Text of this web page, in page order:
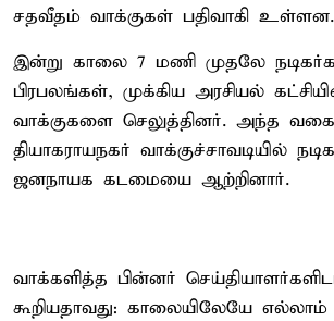
சதவீதம் வாக்குகள் பதிவாகி உள்ளன.
இன்று காலை 7 மணி முதலே
பிரபலங்கள், முக்கிய அரசியல்
வாக்குகளை செலுத்தினர். அந்த
தியாகராயநகர் வாக்குச்சாவடியில்
ஜனநாயக கடமையை ஆற்றினார்.
வாக்களித்த பின்னர்
கூறியதாவது: காலையிலேயே